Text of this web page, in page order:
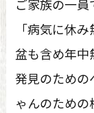
ご家族の一員
「病気に休
盆も含め年中
発見のための
ゃんのための